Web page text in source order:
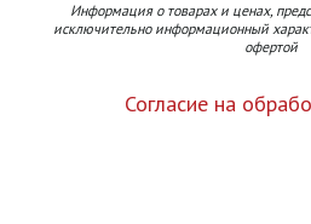
Информация о товарах и ценах,
исключительно информационный
офертой
Согласие на